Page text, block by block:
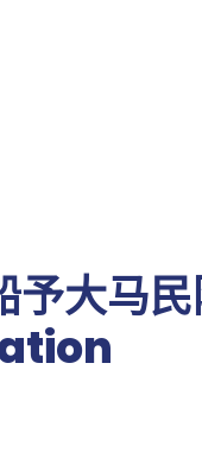
予大马